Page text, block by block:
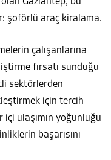
şoförlü araç kiralama.
çalışanlarına
fırsatı sunduğu
sektörlerden
için tercih
ulaşımın yoğunluğu
başarısını